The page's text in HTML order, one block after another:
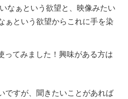
なぁという欲望と、映像みたい
ぁという欲望からこれに手を染
ってみました！興味がある方は
ですが、聞きたいことがあれば